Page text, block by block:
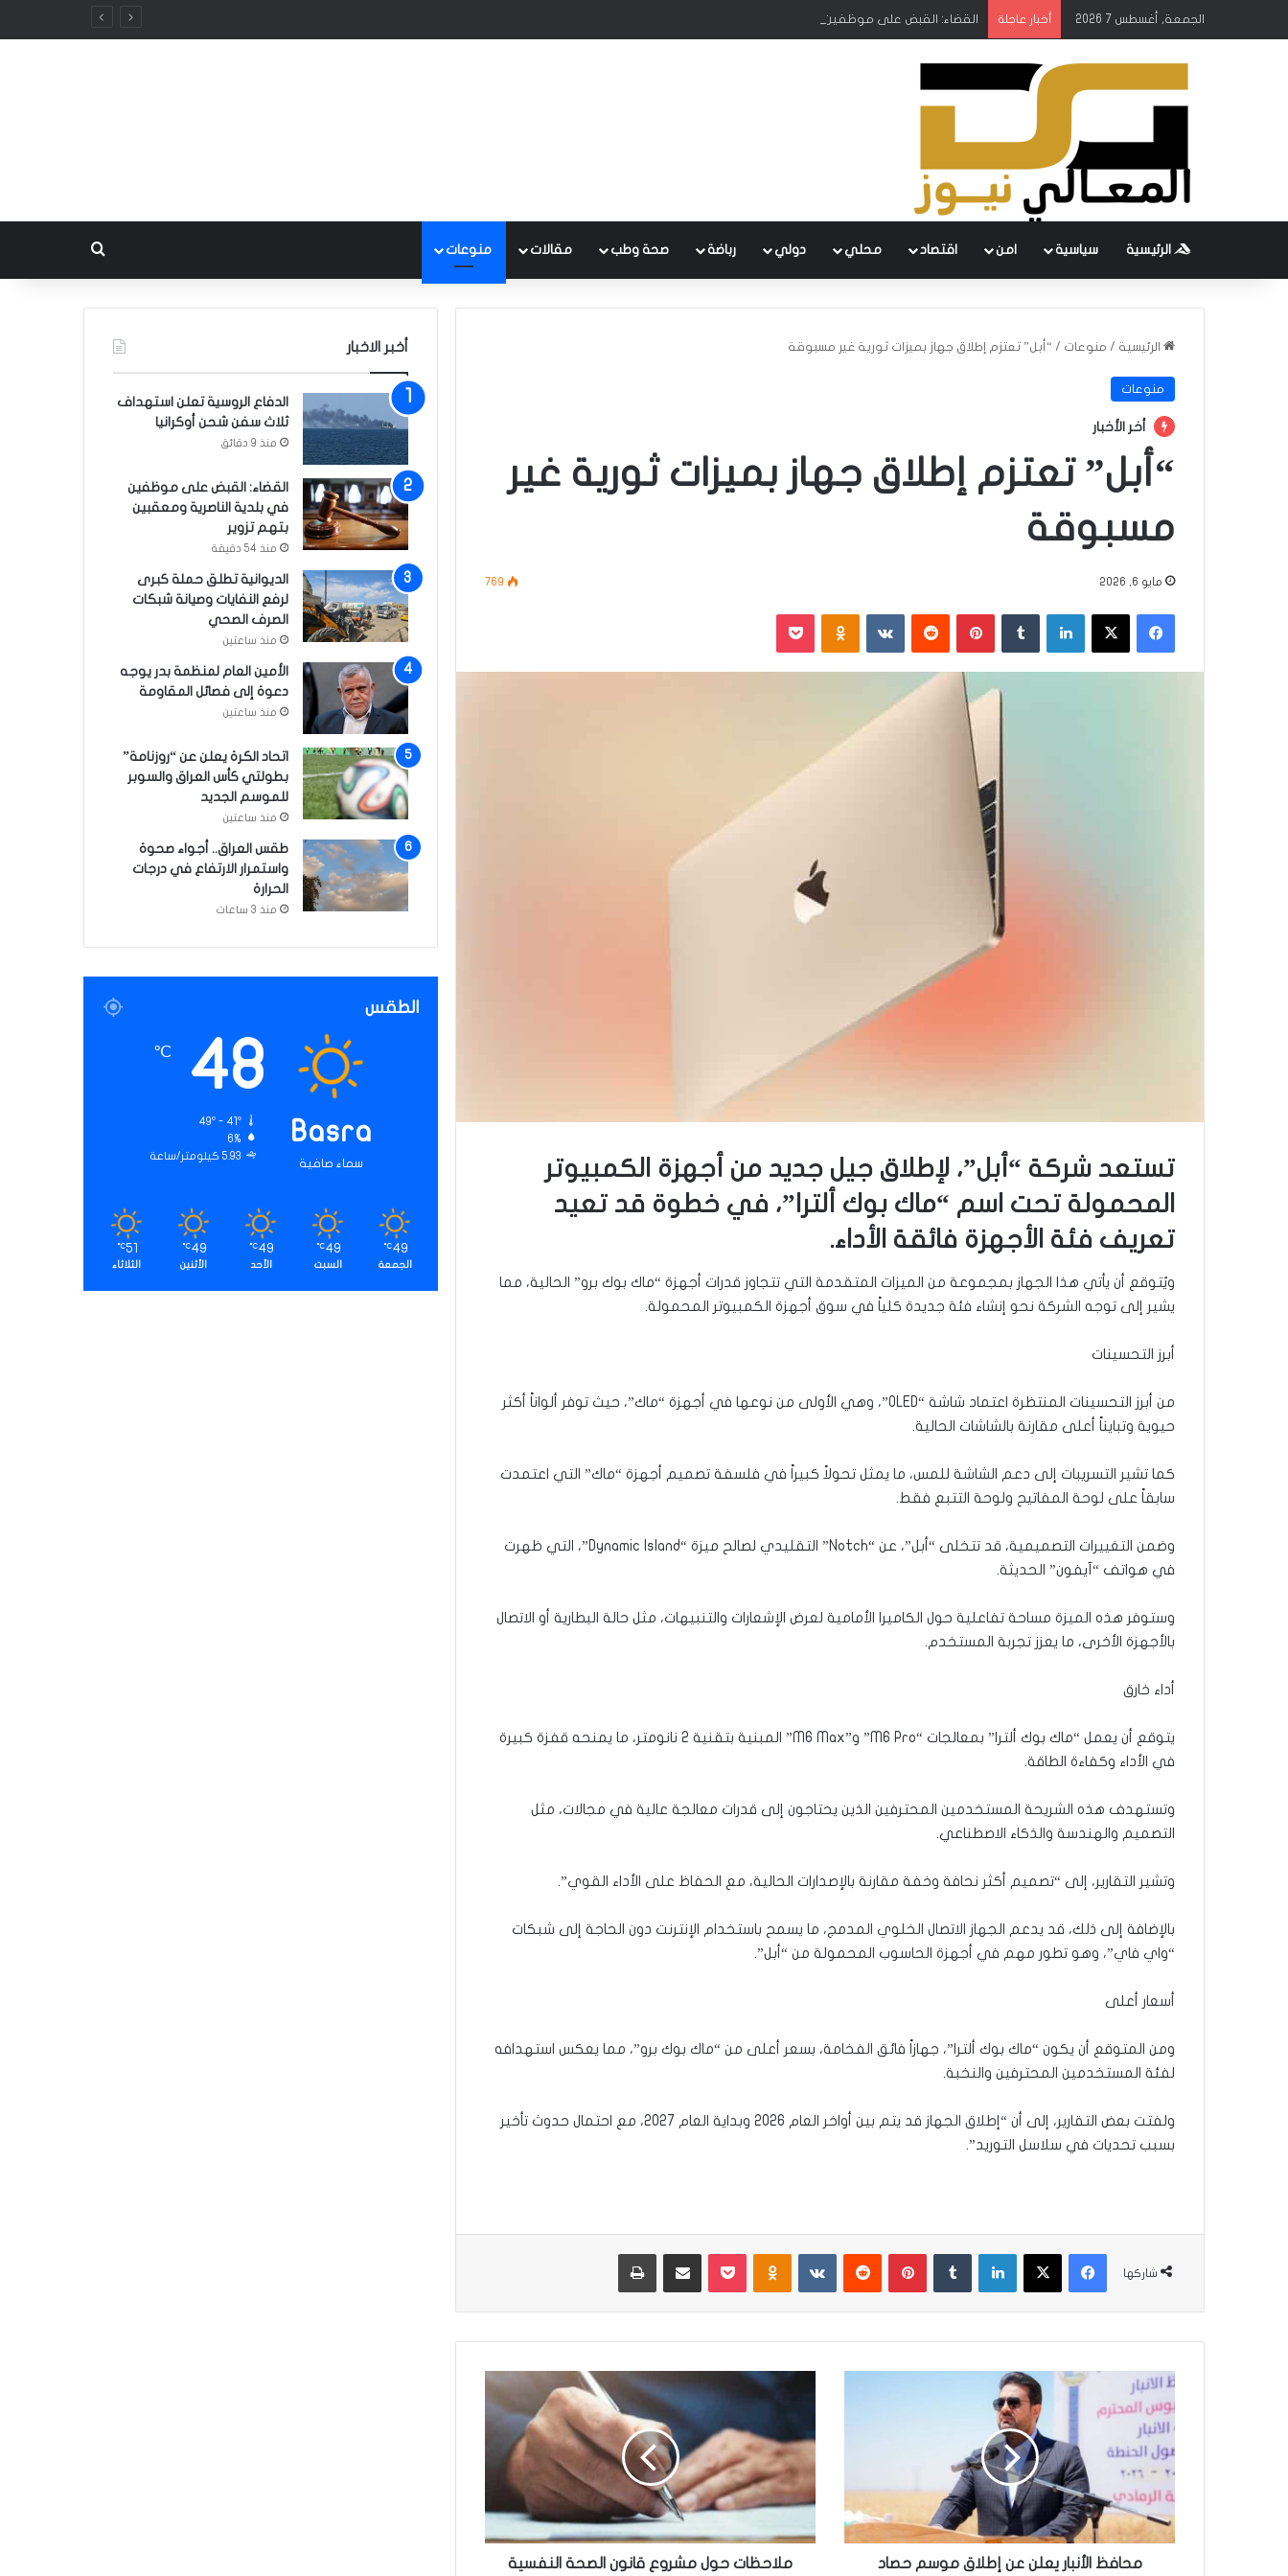
الجمعة, أغسطس 7 2026 أخبار عاجلة القضاء: القبض على موظفين في بلدية الناصرية ومعقبين بتهم تزوير
الرئيسية سياسية امن اقتصاد محلي دولي رباضة صحة وطب مقالات منوعات
الرئيسية / منوعات / “أبل” تعتزم إطلاق جهاز بميزات ثورية غير مسبوقة
منوعات
أخر الأخبار
“أبل” تعتزم إطلاق جهاز بميزات ثورية غير
مسبوقة
مايو 6, 2026 769
فيسبوك ‫X لينكدإن بينتيريست ‏VKontakte
تستعد شركة “أبل”، لإطلاق جيل جديد من أجهزة الكمبيوتر
المحمولة تحت اسم “ماك بوك ألترا”، في خطوة قد تعيد
تعريف فئة الأجهزة فائقة الأداء.
ويُتوقع أن يأتي هذا الجهاز بمجموعة من الميزات المتقدمة التي تتجاوز قدرات أجهزة “ماك بوك برو” الحالية، مما
يشير إلى توجه الشركة نحو إنشاء فئة جديدة كلياً في سوق أجهزة الكمبيوتر المحمولة.
أبرز التحسينات
من أبرز التحسينات المنتظرة اعتماد شاشة “OLED”، وهي الأولى من نوعها في أجهزة “ماك”، حيث توفر ألواناً أكثر
حيوية وتبايناً أعلى مقارنة بالشاشات الحالية.
كما تشير التسريبات إلى دعم الشاشة للمس، ما يمثل تحولاً كبيراً في فلسفة تصميم أجهزة “ماك” التي اعتمدت
سابقاً على لوحة المفاتيح ولوحة التتبع فقط.
وضمن التغييرات التصميمية، قد تتخلى “أبل”، عن “Notch” التقليدي لصالح ميزة “Dynamic Island”، التي ظهرت
في هواتف “آيفون” الحديثة.
وستوفر هذه الميزة مساحة تفاعلية حول الكاميرا الأمامية لعرض الإشعارات والتنبيهات، مثل حالة البطارية أو الاتصال
بالأجهزة الأخرى، ما يعزز تجربة المستخدم.
أداء خارق
يتوقع أن يعمل “ماك بوك ألترا” بمعالجات “M6 Pro” و”M6 Max” المبنية بتقنية 2 نانومتر، ما يمنحه قفزة كبيرة
في الأداء وكفاءة الطاقة.
وتستهدف هذه الشريحة المستخدمين المحترفين الذين يحتاجون إلى قدرات معالجة عالية في مجالات، مثل
التصميم والهندسة والذكاء الاصطناعي.
وتشير التقارير، إلى “تصميم أكثر نحافة وخفة مقارنة بالإصدارات الحالية، مع الحفاظ على الأداء القوي”.
بالإضافة إلى ذلك، قد يدعم الجهاز الاتصال الخلوي المدمج، ما يسمح باستخدام الإنترنت دون الحاجة إلى شبكات
“واي فاي”، وهو تطور مهم في أجهزة الحاسوب المحمولة من “أبل”.
أسعار أعلى
ومن المتوقع أن يكون “ماك بوك ألترا”، جهازاً فائق الفخامة، بسعر أعلى من “ماك بوك برو”، مما يعكس استهدافه
لفئة المستخدمين المحترفين والنخبة.
ولفتت بعض التقارير، إلى أن “إطلاق الجهاز قد يتم بين أواخر العام 2026 وبداية العام 2027، مع احتمال حدوث تأخير
بسبب تحديات في سلاسل التوريد”.
شاركها
فيسبوك ‫X لينكدإن بينتيريست ‏VKontakte
م
ح
ظ
ل
أ
ن
محافظ الأنبار يعلن عن إطلاق موسم حصاد
ح
ت
و
ملاحظات حول مشروع قانون الصحة النفسية
أخبر الاخبار
الدفاع الروسية تعلن استهداف
ثلاث سفن شحن أوكرانيا
منذ 9 دقائق
القضاء: القبض على موظفين
في بلدية الناصرية ومعقبين
بتهم تزوير
منذ 54 دقيقة
الديوانية تطلق حملة كبرى
لرفع النفايات وصيانة شبكات
الصرف الصحي
منذ ساعتين
الأمين العام لمنظمة بدر يوجه
دعوة إلى فصائل المقاومة
منذ ساعتين
اتحاد الكرة يعلن عن “روزنامة”
بطولتي كأس العراق والسوبر
للموسم الجديد
منذ ساعتين
طقس العراق.. أجواء صحوة
واستمرار الارتفاع في درجات
الحرارة
منذ 3 ساعات
الطقس
Basra
سماء صافية
48
℃
49º - 41º
6%
5.93 كيلومتر/ساعة
49
℃
الجمعة
49
℃
السبت
49
℃
الأحد
49
℃
الأثنين
51
℃
الثلاثاء